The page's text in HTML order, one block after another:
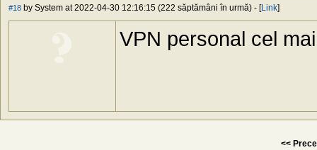
#18 by System at 2022-04-30 12:16:15 (222 săptămâni în urmă) - [Link]
VPN personal cel
<<